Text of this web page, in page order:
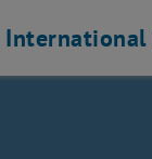
International